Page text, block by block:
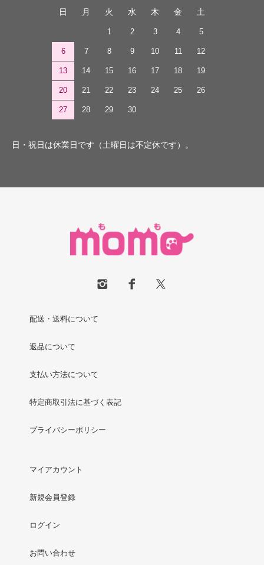
日 月 火 水 木 金 土
1 2 3 4 5
6 7 8 9 10 11 12
13 14 15 16 17 18 19
20 21 22 23 24 25 26
27 28 29 30
日・祝日は休業日です（土曜日は不定休です）。
配送・送料について
返品について
支払い方法について
特定商取引法に基づく表記
プライバシーポリシー
マイアカウント
新規会員登録
ログイン
お問い合わせ